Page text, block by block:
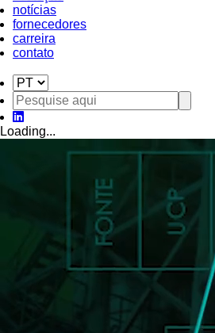
notícias
fornecedores
carreira
contato
Loading...